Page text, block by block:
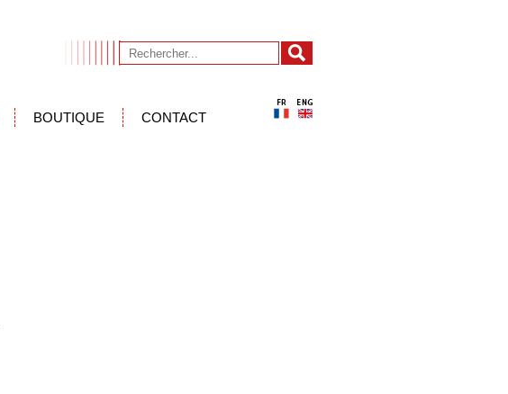
BOUTIQUE CONTACT